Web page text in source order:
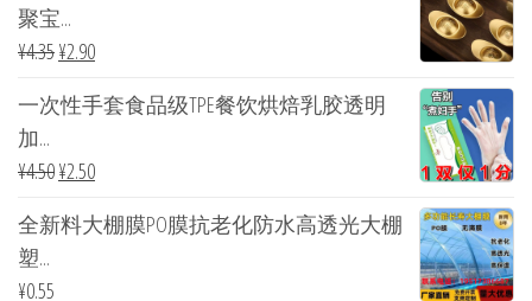
聚宝...
¥4.35¥2.90
一次性手套食品级TPE餐饮烘焙乳胶透明
加...
¥4.50¥2.50
全新料大棚膜PO膜抗老化防水高透光大棚
塑...
¥0.55